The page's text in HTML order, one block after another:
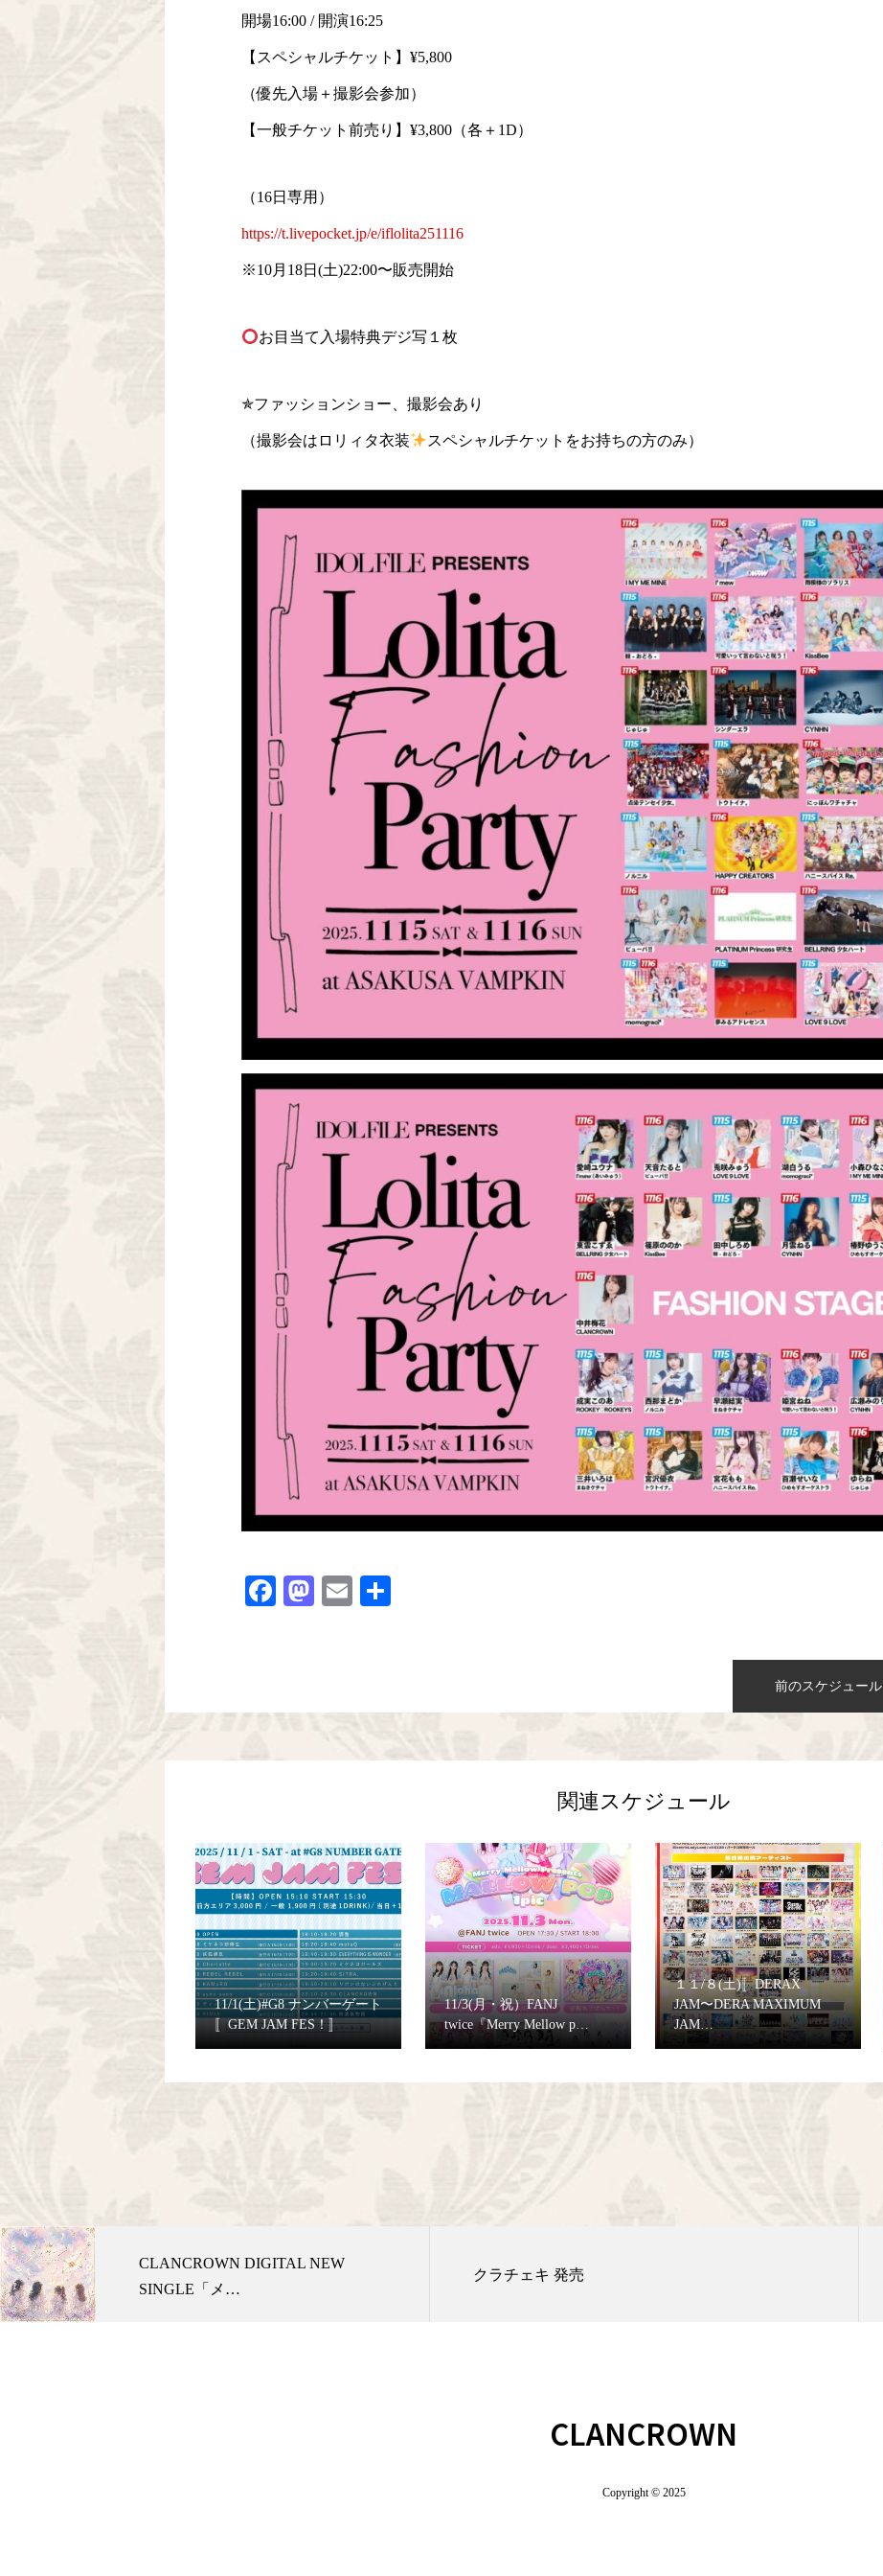
開場16:00 / 開演16:25
【スペシャルチケット】¥5,800
（優先入場＋撮影会参加）
【一般チケット前売り】¥3,800（各＋1D）
（16日専用）
https://t.livepocket.jp/e/iflolita251116
※10月18日(土)22:00〜販売開始
お目当て入場特典デジ写１枚
✯ファッションショー、撮影会あり
（撮影会はロリィタ衣装 スペシャルチケットをお持ちの方のみ）
Facebook
Mastodon
Email
前のスケジュール
関連スケジュール
11/1(土)#G8 ナンバーゲート
〚GEM JAM FES！〛
11/3(月・祝）FANJ
twice『Merry Mellow p…
１１/８(土)〚DERAX
JAM〜DERA MAXIMUM
JAM…
CLANCROWN DIGITAL NEW
SINGLE「メ…
クラチェキ 発売
CLANCROWN
Copyright © 2025